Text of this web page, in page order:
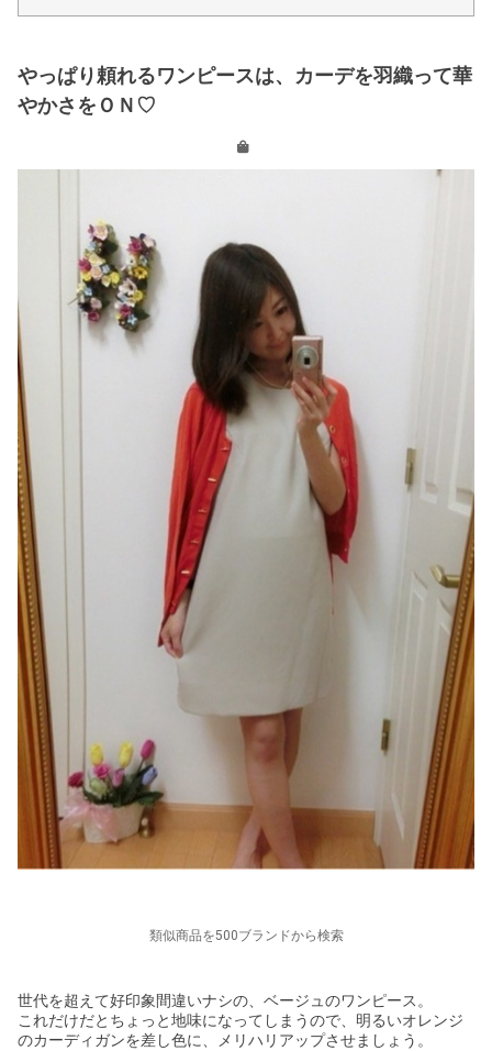
やっぱり頼れるワンピースは、カーデを羽織って華
やかさをＯＮ♡
類似商品を500ブランドから検索
世代を超えて好印象間違いナシの、ベージュのワンピース。
これだけだとちょっと地味になってしまうので、明るいオレンジ
のカーディガンを差し色に、メリハリアップさせましょう。